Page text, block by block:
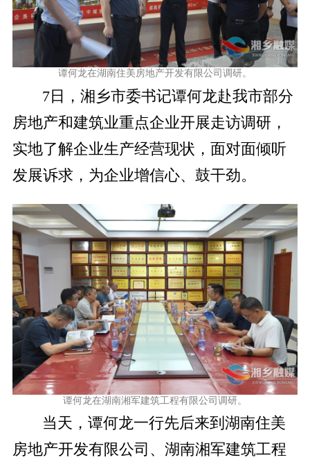
谭何龙在湖南住美房地产开发有限公司调研。
7日，湘乡市委书记谭何龙赴我市部分
房地产和建筑业重点企业开展走访调研，
实地了解企业生产经营现状，面对面倾听
发展诉求，为企业增信心、鼓干劲。
谭何龙在湖南湘军建筑工程有限公司调研。
当天，谭何龙一行先后来到湖南住美
房地产开发有限公司、湖南湘军建筑工程